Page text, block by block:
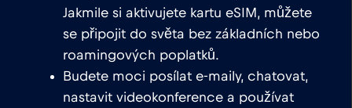
Jakmile si aktivujete kartu eSIM, můžete
se připojit do světa bez základních nebo
roamingových poplatků.
Budete moci posílat e-maily, chatovat,
nastavit videokonference a používat